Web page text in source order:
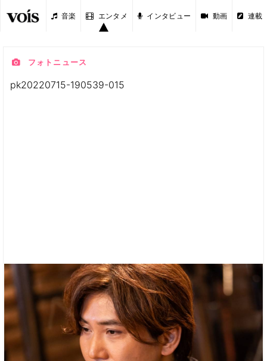
音楽 エンタメ インタビュー 動画 連載
フォトニュース
pk20220715-190539-015